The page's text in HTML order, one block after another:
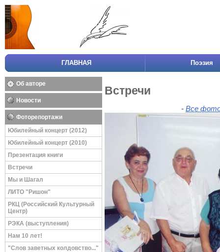
ГЛАВНАЯ Поэзия
Об авторе
Новости
Фоторепортажи
Юбилейный концерт (2012)
Юбилейный концерт (2010)
Презентация книги
Встречи
Мы и Шагал
ЛИТО "Ришон"
РКЦ (Российский Культурный
Центр)
РЭКА (выступления)
Нам 10 лет!
"Слов заветных колдовство..."
Встречи
- Все